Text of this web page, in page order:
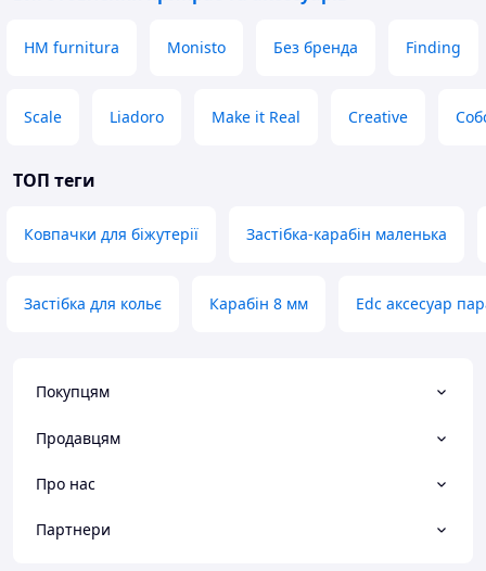
HM furnitura Monisto Без бренда Finding
Scale Liadoro Make it Real Creative
ТОП теги
Ковпачки для біжутерії Застібка-карабін маленька
Застібка для кольє Карабін 8 мм Edc аксесуар
Покупцям
Продавцям
Про нас
Партнери